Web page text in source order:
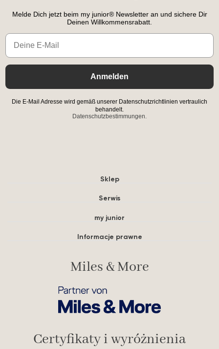
Melde Dich jetzt beim my junior® Newsletter an und sichere Dir
Deinen Willkommensrabatt.
Email
Anmelden
Die E-Mail Adresse wird gemäß unserer Datenschutzrichtlinien vertraulich
behandelt.
Datenschutzbestimmungen.
Sklep
Serwis
my junior
Informacje prawne
Miles & More
Certyfikaty i wyróżnienia